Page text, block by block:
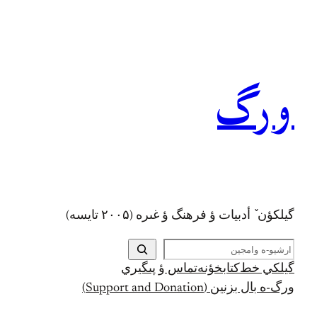
ورگ
گيلکؤن ٚ أدبیات ؤ فرهنگ ؤ غىره (۲۰۰۵ تايسه)
ج
س
ت
ج
گيلکي خط کتابخؤنهتماس ؤ پىگيري
ورگ-ه بال بزنين (Support and Donation)